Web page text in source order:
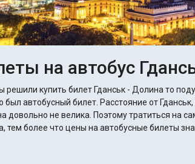
на автобус
решили купить билет Гданськ - Долина то
был автобусный билет. Расстояние от
довольно не велика. Поэтому тратиться на
тем более что цены на автобусные билеты